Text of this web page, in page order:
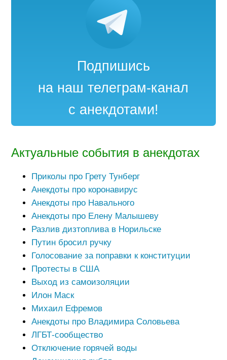
Подпишись
на наш телеграм-канал
с анекдотами!
Актуальные события в анекдотах
Приколы про Грету Тунберг
Анекдоты про коронавирус
Анекдоты про Навального
Анекдоты про Елену Малышеву
Разлив дизтоплива в Норильске
Путин бросил ручку
Голосование за поправки к конституции
Протесты в США
Выход из самоизоляции
Илон Маск
Михаил Ефремов
Анекдоты про Владимира Соловьева
ЛГБТ-сообщество
Отключение горячей воды